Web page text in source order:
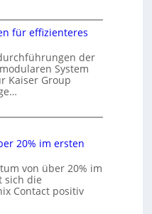
für effizienteres
der
System
Kaiser Group
20% im ersten
von über 20% im
sich die
Contact positiv